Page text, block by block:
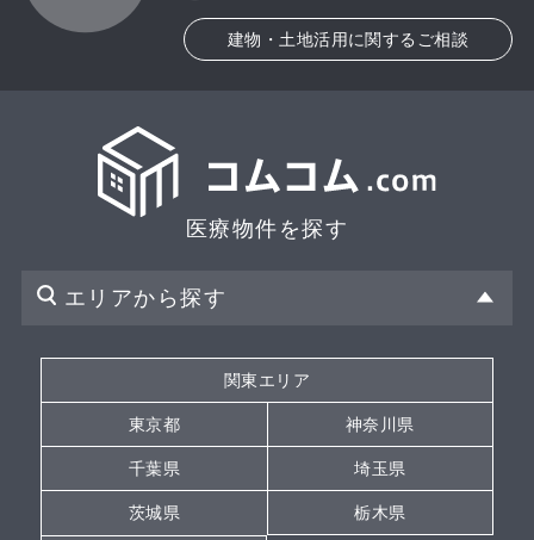
建物・土地活用に関するご相談
医療物件を探す
エリアから探す
関東エリア
東京都 神奈川県
千葉県 埼玉県
茨城県 栃木県